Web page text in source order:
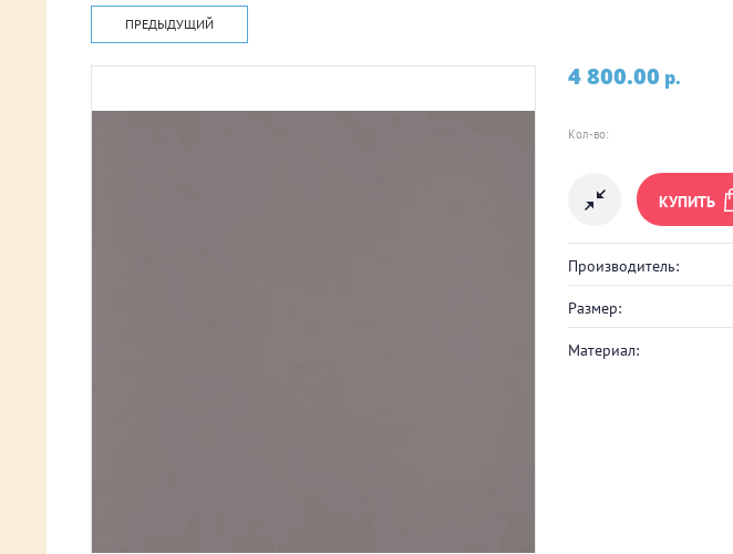
ПРЕДЫДУЩИЙ
4 800.00 p.
Кол-во:
КУПИТЬ
Производитель:
Размер:
Материал: